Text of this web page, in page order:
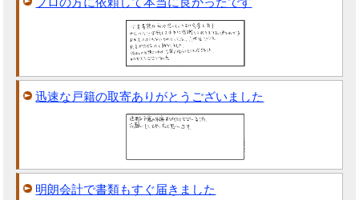
迅速な戸籍の取寄ありがとうございました
明朗会計で書類もすぐ届きました